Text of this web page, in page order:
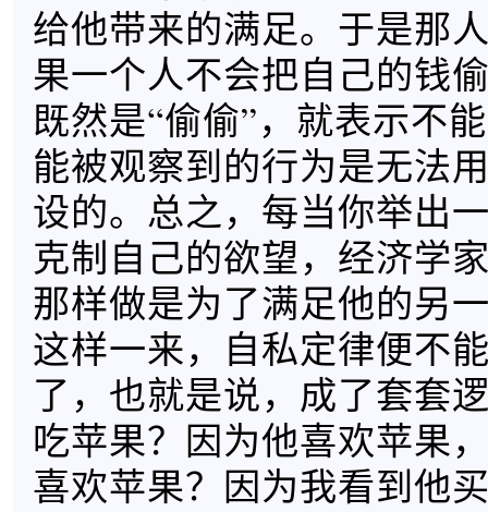
给他带来的满足。于是那
果一个人不会把自己的钱
既然是“偷偷”，就表示不
能被观察到的行为是无法
设的。总之，每当你举出
克制自己的欲望，经济学
那样做是为了满足他的另
这样一来，自私定律便不
了，也就是说，成了套套
吃苹果？因为他喜欢苹果
喜欢苹果？因为我看到他